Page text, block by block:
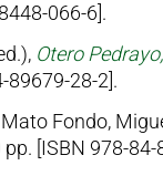
066-6].
Otero
89679-28-2].
Fondo,
[ISBN 978-